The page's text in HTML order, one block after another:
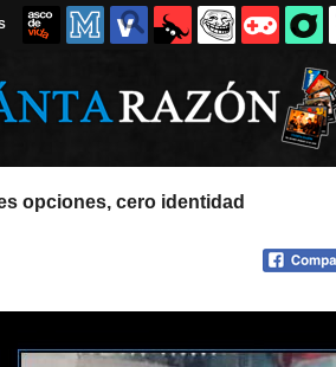
opciones, cero identidad